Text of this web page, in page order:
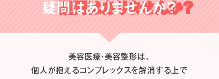
疑問はありませんか？
美容医療・美容整形は、
個人が抱えるコンプレックスを解消する上で